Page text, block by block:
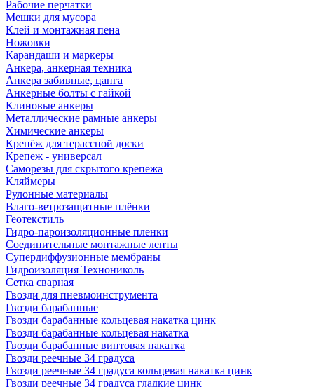
Рабочие перчатки
Мешки для мусора
Клей и монтажная пена
Ножовки
Карандаши и маркеры
Анкера, анкерная техника
Анкера забивные, цанга
Анкерные болты с гайкой
Клиновые анкеры
Металлические рамные анкеры
Химические анкеры
Крепёж для терассной доски
Крепеж - универсал
Саморезы для скрытого крепежа
Кляймеры
Рулонные материалы
Влаго-ветрозащитные плёнки
Геотекстиль
Гидро-пароизоляционные пленки
Соединительные монтажные ленты
Супердиффузионные мембраны
Гидроизоляция Технониколь
Сетка сварная
Гвозди для пневмоинструмента
Гвозди барабанные
Гвозди барабанные кольцевая накатка цинк
Гвозди барабанные кольцевая накатка
Гвозди барабанные винтовая накатка
Гвозди реечные 34 градуса
Гвозди реечные 34 градуса кольцевая накатка цинк
Гвозди реечные 34 градуса гладкие цинк